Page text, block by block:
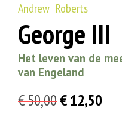
Andrew Roberts
George III
Het leven van de
van Engeland
€50,00€12,50